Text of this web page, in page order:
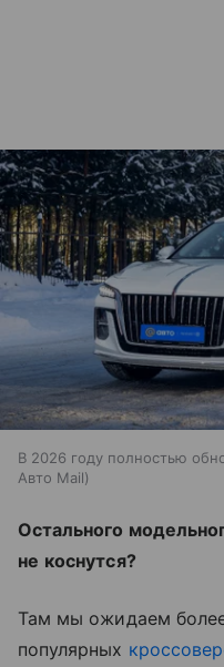
В 2026 году полностью
Авто Mail
Остального
не коснутся?
Там мы ожидаем
популярных